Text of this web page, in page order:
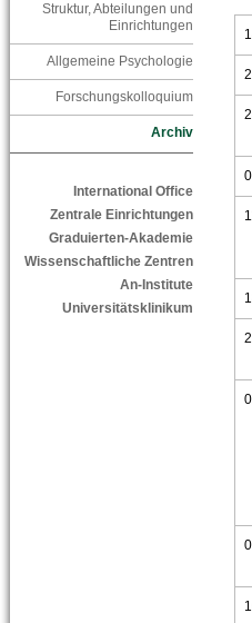
Struktur, Abteilungen und
Einrichtungen
Allgemeine Psychologie
Forschungskolloquium
Archiv
International Office
Zentrale Einrichtungen
Graduierten-Akademie
Wissenschaftliche Zentren
An-Institute
Universitätsklinikum